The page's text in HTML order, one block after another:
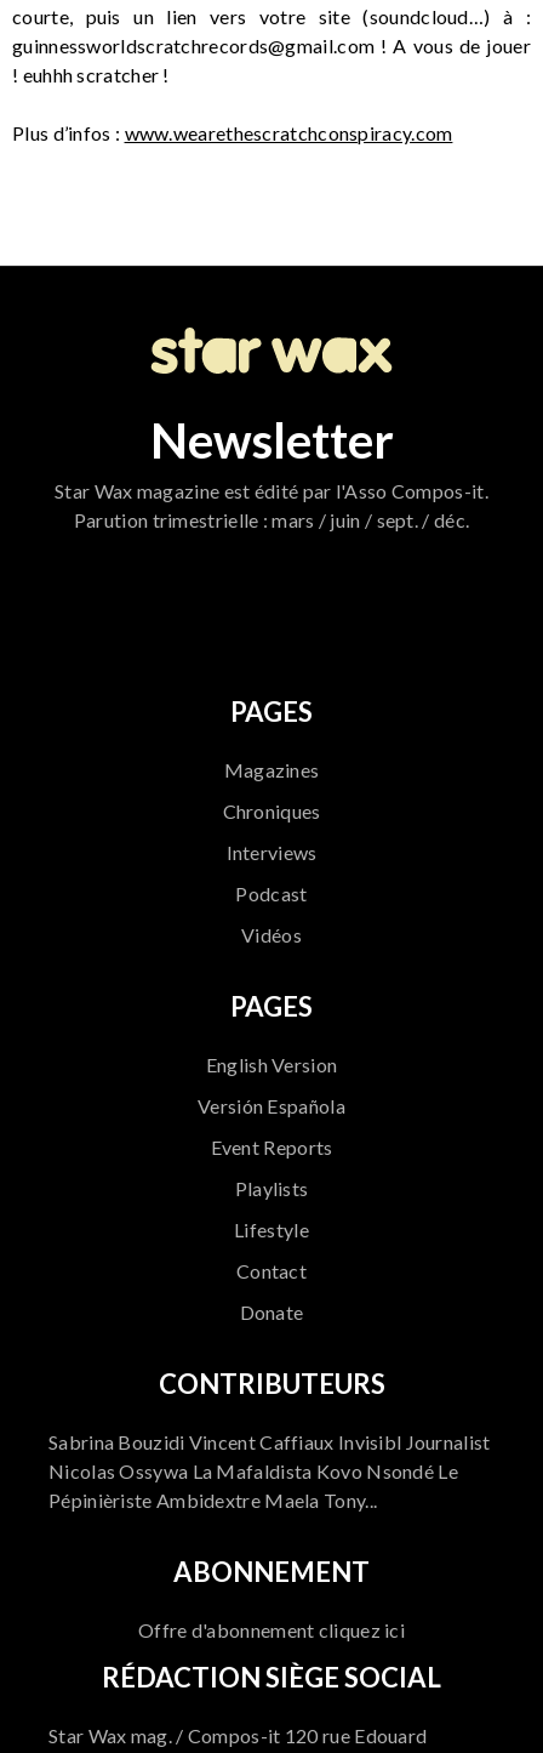
courte, puis un lien vers votre site (soundcloud…) à :
guinnessworldscratchrecords@gmail.com ! A vous de jouer
! euhhh scratcher !
Plus d’infos : www.wearethescratchconspiracy.com
Newsletter
Star Wax magazine est édité par l'Asso Compos-it.
Parution trimestrielle : mars / juin / sept. / déc.
PAGES
Magazines
Chroniques
Interviews
Podcast
Vidéos
PAGES
English Version
Versión Española
Event Reports
Playlists
Lifestyle
Contact
Donate
CONTRIBUTEURS
Sabrina Bouzidi Vincent Caffiaux Invisibl Journalist
Nicolas Ossywa La Mafaldista Kovo Nsondé Le
Pépinièriste Ambidextre Maela Tony...
ABONNEMENT
Offre d'abonnement cliquez ici
RÉDACTION SIÈGE SOCIAL
Star Wax mag. / Compos-it 120 rue Edouard